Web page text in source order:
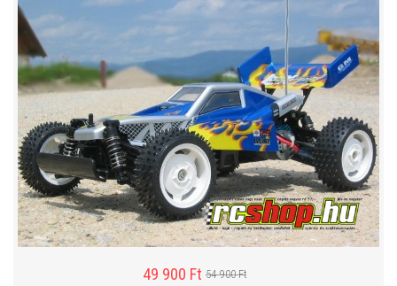
49 900 Ft 54 900 Ft